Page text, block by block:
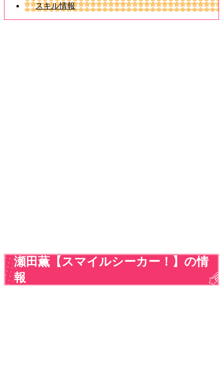
スキル情報
瀬田薫【スマイルシーカー！】の情
報